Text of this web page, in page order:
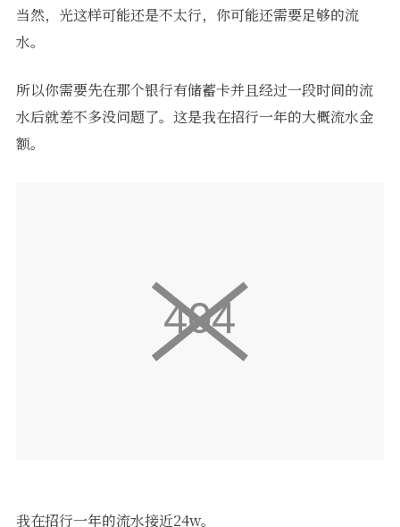
当然，光这样可能还是不太行，你可能还需要足够的流
水。
所以你需要先在那个银行有储蓄卡并且经过一段时间的流
水后就差不多没问题了。这是我在招行一年的大概流水金
额。
我在招行一年的流水接近24w。